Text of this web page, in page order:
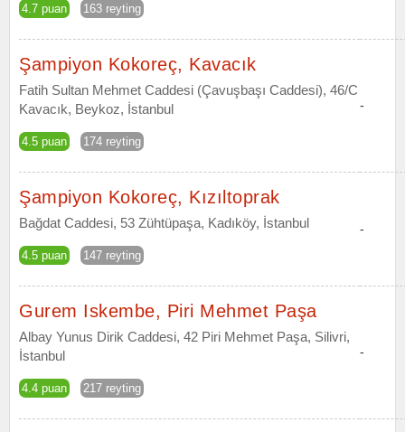
4.7 puan 163 reyting
Şampiyon Kokoreç, Kavacık
Fatih Sultan Mehmet Caddesi (Çavuşbaşı Caddesi), 46/C
Kavacık, Beykoz, İstanbul
4.5 puan 174 reyting
-
Şampiyon Kokoreç, Kızıltoprak
Bağdat Caddesi, 53 Zühtüpaşa, Kadıköy, İstanbul
4.5 puan 147 reyting
-
Gurem Iskembe, Piri Mehmet Paşa
Albay Yunus Dirik Caddesi, 42 Piri Mehmet Paşa, Silivri,
İstanbul
4.4 puan 217 reyting
-